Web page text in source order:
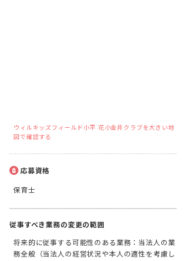
ウィルキッズフィールド小平 花小金井クラブを大きい地
図で確認する
応募資格
保育士
従事すべき業務の変更の範囲
将来的に従事する可能性のある業務：当法人の業
務全般（当法人の経営状況や本人の適性を考慮し